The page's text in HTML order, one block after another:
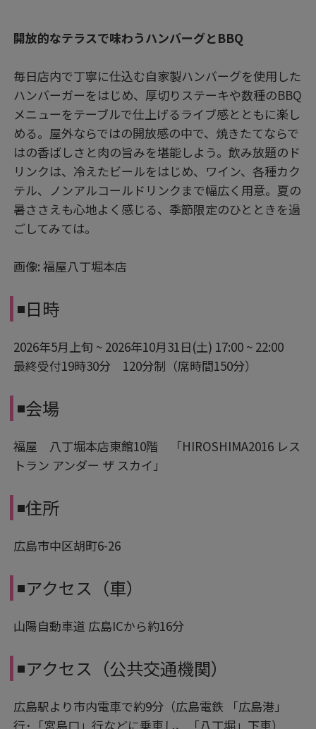
開放的なテラスで味わうハンバーグとBBQ
毎日店内で丁寧に仕込む自家製ハンバーグを使用した
ハンバーガーをはじめ、厚切りステーキや数種のBBQ
メニューをテーブルで仕上げるライブ感とともに楽し
める。屋外ならではの開放感の中で、焼きたてならで
はの香ばしさと肉の旨みを堪能しよう。飲み放題のド
リンクは、冷えたビールをはじめ、ワイン、各種カク
テル、ノンアルコールドリンクまで幅広く用意。夏の
暑ささえも心地よく感じる、季節限定のひとときを過
ごしてみては。
画像: 福屋八丁堀本店
◾️日時
2026年5月上旬 ~ 2026年10月31日(土) 17:00 ~ 22:00
最終受付19時30分 120分制（席時間150分）
◾️会場
福屋 八丁堀本店東館10階 「HIROSHIMA2016 レス
トラン アンダー ザ スカイ」
◾️住所
広島市中区胡町6-26
◾️アクセス（車）
山陽自動車道 広島ICから約16分
◾️アクセス（公共交通機関）
広島駅より市内電車で約9分（広島電鉄 「広島港」
行･「宮島口」行などに乗車し、「八丁堀」下車）